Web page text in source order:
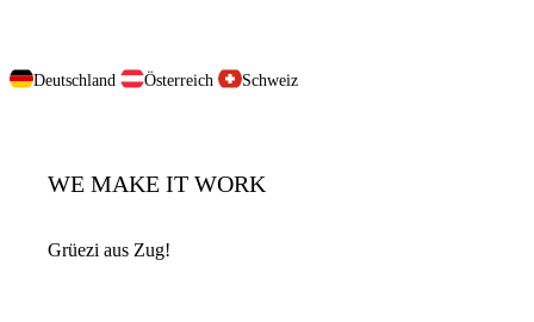
Deutschland Österreich Schweiz
WE MAKE IT WORK
Grüezi aus Zug!